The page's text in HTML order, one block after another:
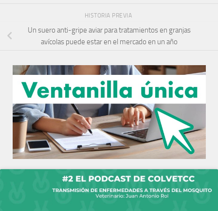
HISTORIA PREVIA
Un suero anti-gripe aviar para tratamientos en granjas
avícolas puede estar en el mercado en un año